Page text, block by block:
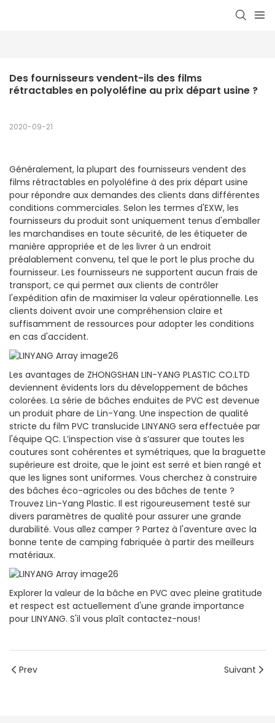
Des fournisseurs vendent-ils des films
rétractables en polyoléfine au prix départ usine ?
2020-09-21
Généralement, la plupart des fournisseurs vendent des
films rétractables en polyoléfine à des prix départ usine
pour répondre aux demandes des clients dans différentes
conditions commerciales. Selon les termes d'EXW, les
fournisseurs du produit sont uniquement tenus d'emballer
les marchandises en toute sécurité, de les étiqueter de
manière appropriée et de les livrer à un endroit
préalablement convenu, tel que le port le plus proche du
fournisseur. Les fournisseurs ne supportent aucun frais de
transport, ce qui permet aux clients de contrôler
l'expédition afin de maximiser la valeur opérationnelle. Les
clients doivent avoir une compréhension claire et
suffisamment de ressources pour adopter les conditions
en cas d'accident.
Les avantages de ZHONGSHAN LIN-YANG PLASTIC CO.LTD
deviennent évidents lors du développement de bâches
colorées. La série de bâches enduites de PVC est devenue
un produit phare de Lin-Yang. Une inspection de qualité
stricte du film PVC translucide LINYANG sera effectuée par
l'équipe QC. L’inspection vise à s’assurer que toutes les
coutures sont cohérentes et symétriques, que la braguette
supérieure est droite, que le joint est serré et bien rangé et
que les lignes sont uniformes. Vous cherchez à construire
des bâches éco-agricoles ou des bâches de tente ?
Trouvez Lin-Yang Plastic. Il est rigoureusement testé sur
divers paramètres de qualité pour assurer une grande
durabilité. Vous allez camper ? Partez à l'aventure avec la
bonne tente de camping fabriquée à partir des meilleurs
matériaux.
Explorer la valeur de la bâche en PVC avec pleine gratitude
et respect est actuellement d'une grande importance
pour LINYANG. S'il vous plaît contactez-nous!
Prev Suivant